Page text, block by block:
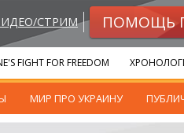
СТРИМ ПОМОЩЬ
МИР ПРО УКРАИНУ
FIGHT FOR FREEDOM